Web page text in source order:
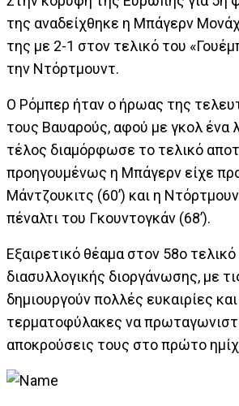
της αναδείχθηκε η Μπάγερν
της με 2-1 στον τελικό του
την Ντόρτμουντ.
Ο Ρόμπερ ήταν ο ήρωας της
τους Βαυαρούς, αφού με γκολ ένα
τέλος διαμόρφωσε το τελικό
προηγουμένως η Μπάγερν είχε
Μάντζουκιτς (60’) και η
πέναλτι του Γκουντογκάν (68’).
Εξαιρετικό θέαμα στον 58ο
διασυλλογικής διοργάνωσης, με
δημιουργούν πολλές ευκαιρίες
τερματοφύλακες να
αποκρούσεις τους στο πρώτο